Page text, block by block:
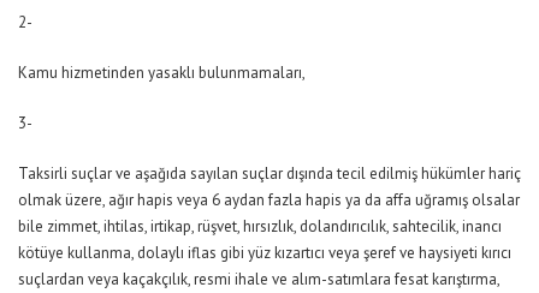
2-
Kamu hizmetinden yasaklı bulunmamaları,
3-
Taksirli suçlar ve aşağıda sayılan suçlar dışında tecil edilmiş hükümler hariç
olmak üzere, ağır hapis veya 6 aydan fazla hapis ya da affa uğramış olsalar
bile zimmet, ihtilas, irtikap, rüşvet, hırsızlık, dolandırıcılık, sahtecilik, inancı
kötüye kullanma, dolaylı iflas gibi yüz kızartıcı veya şeref ve haysiyeti kırıcı
suçlardan veya kaçakçılık, resmi ihale ve alım-satımlara fesat karıştırma,